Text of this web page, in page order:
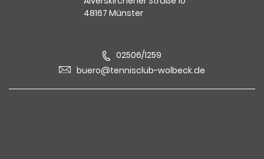
48167 Münster
02506/1259
buero@tennisclub-wolbeck.de